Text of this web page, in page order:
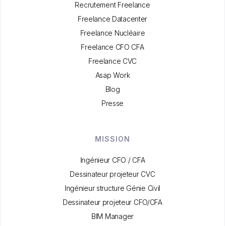
Recrutement Freelance
Freelance Datacenter
Freelance Nucléaire
Freelance CFO CFA
Freelance CVC
Asap Work
Blog
Presse
MISSION
Ingénieur CFO / CFA
Dessinateur projeteur CVC
Ingénieur structure Génie Civil
Dessinateur projeteur CFO/CFA
BIM Manager